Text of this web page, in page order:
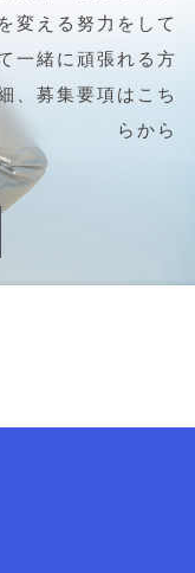
変える努力をして
一緒に頑張れる方
、募集要項はこち
らから